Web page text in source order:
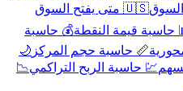
🇺🇸 متى يفتح السوق
حاسبة قيمة النقطة💰 حاسبة
📏 حاسبة حجم المركز 🌙
💹 حاسبة الربح التراكمي📉